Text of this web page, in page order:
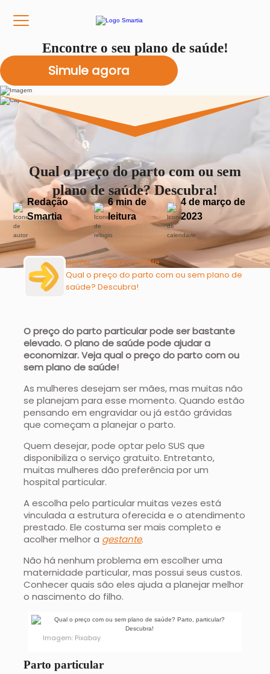
Encontre o seu plano de saúde!
Qual o preço do parto com ou sem
plano de saúde? Descubra!
Redação
Smartia
6 min de
leitura
4 de março de
2023
Home
Seguro Saúde
Qual o preço do parto com ou sem plano de
saúde? Descubra!
O preço do parto particular pode ser bastante
elevado. O plano de saúde pode ajudar a
economizar. Veja qual o preço do parto com ou
sem plano de saúde!
As mulheres desejam ser mães, mas muitas não
se planejam para esse momento. Quando estão
pensando em engravidar ou já estão grávidas
que começam a planejar o parto.
Quem desejar, pode optar pelo SUS que
disponibiliza o serviço gratuito. Entretanto,
muitas mulheres dão preferência por um
hospital particular.
A escolha pelo particular muitas vezes está
vinculada a estrutura oferecida e o atendimento
prestado. Ele costuma ser mais completo e
acolher melhor a gestante.
Não há nenhum problema em escolher uma
maternidade particular, mas possui seus custos.
Conhecer quais são eles ajuda a planejar melhor
o nascimento do filho.
Imagem: Pixabay
Parto particular